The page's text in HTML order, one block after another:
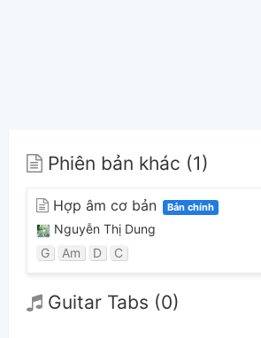
Phiên bản khác (1)
Hợp âm cơ bản Bản chính
Nguyễn Thị Dung
G Am D C
Guitar Tabs (0)